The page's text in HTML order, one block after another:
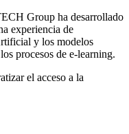
Group ha desarrollado
experiencia de
y los modelos
procesos de e-learning.
el acceso a la